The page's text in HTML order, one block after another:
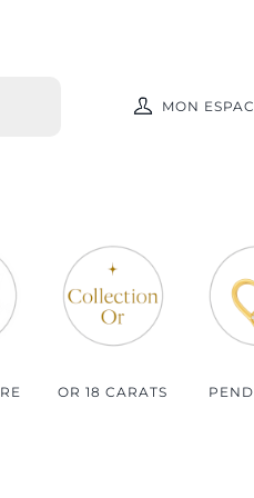
Homme
Enfant
MON
OR 18 CARATS